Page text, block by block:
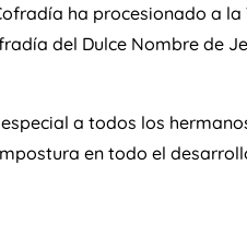
ha procesionado a
del Dulce Nombre de
a todos los
en todo el